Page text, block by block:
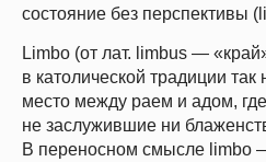
состояние без перспективы
Limbo (от лат. limbus —
в католической традиции
место между раем и адом,
не заслужившие ни
В переносном смысле limbo